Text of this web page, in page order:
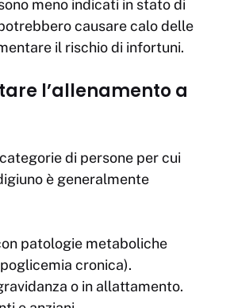
meno indicati in stato di
causare calo delle
il rischio di infortuni.
l’allenamento a
di persone per cui
è generalmente
patologie metaboliche
cronica).
o in allattamento.